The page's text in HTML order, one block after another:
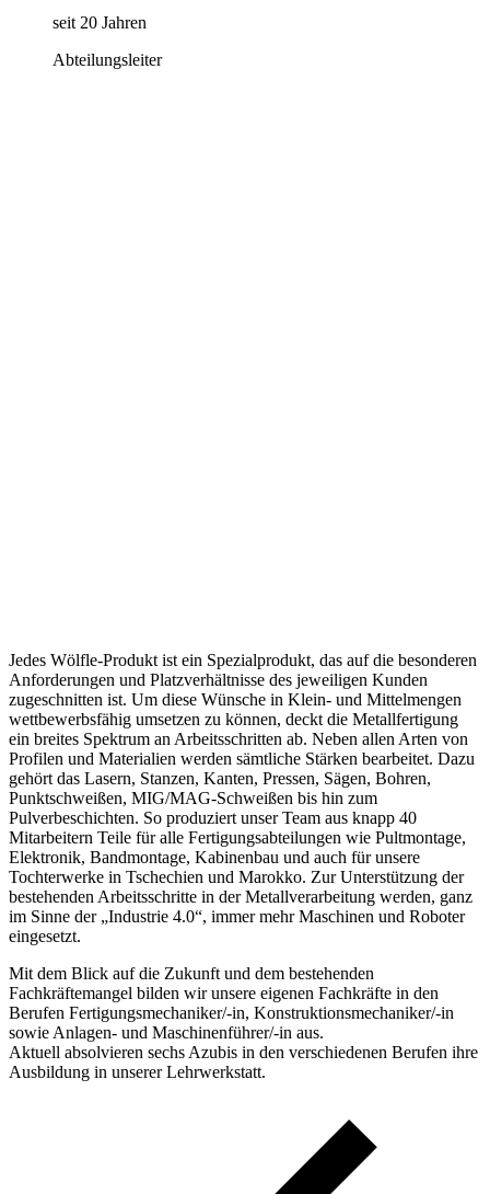
seit 20 Jahren
Abteilungsleiter
Jedes Wölfle-Produkt ist ein Spezialprodukt, das auf die besonderen
Anforderungen und Platzverhältnisse des jeweiligen Kunden
zugeschnitten ist. Um diese Wünsche in Klein- und Mittelmengen
wettbewerbsfähig umsetzen zu können, deckt die Metallfertigung
ein breites Spektrum an Arbeitsschritten ab. Neben allen Arten von
Profilen und Materialien werden sämtliche Stärken bearbeitet. Dazu
gehört das Lasern, Stanzen, Kanten, Pressen, Sägen, Bohren,
Punktschweißen, MIG/MAG-Schweißen bis hin zum
Pulverbeschichten. So produziert unser Team aus knapp 40
Mitarbeitern Teile für alle Fertigungsabteilungen wie Pultmontage,
Elektronik, Bandmontage, Kabinenbau und auch für unsere
Tochterwerke in Tschechien und Marokko. Zur Unterstützung der
bestehenden Arbeitsschritte in der Metallverarbeitung werden, ganz
im Sinne der „Industrie 4.0“, immer mehr Maschinen und Roboter
eingesetzt.
Mit dem Blick auf die Zukunft und dem bestehenden
Fachkräftemangel bilden wir unsere eigenen Fachkräfte in den
Berufen Fertigungsmechaniker/-in, Konstruktionsmechaniker/-in
sowie Anlagen- und Maschinenführer/-in aus.
Aktuell absolvieren sechs Azubis in den verschiedenen Berufen ihre
Ausbildung in unserer Lehrwerkstatt.